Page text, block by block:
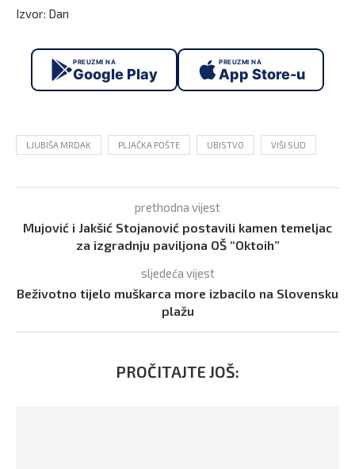
Izvor: Dan
PREUZMI NA
Google Play
PREUZMI NA
App Store-u
LJUBIŠA MRDAK PLJAČKA POŠTE UBISTVO VIŠI SUD
prethodna vijest
Mujović i Jakšić Stojanović postavili kamen temeljac
za izgradnju paviljona OŠ “Oktoih”
sljedeća vijest
Beživotno tijelo muškarca more izbacilo na Slovensku
plažu
PROČITAJTE JOŠ: